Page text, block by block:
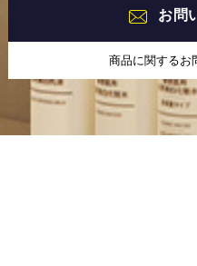
お問
商品に関するお